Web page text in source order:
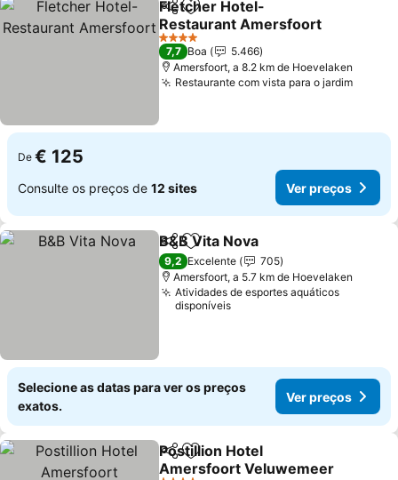
PartilharAdicionar aos favoritos
Fletcher Hotel-
Restaurant Amersfoort
4 Estrelas
7,7 Boa
5.466
Amersfoort, a 8.2 km de Hoevelaken
Restaurante com vista para o jardim
De € 125
Consulte os preços de 12 sites Ver preços
PartilharAdicionar aos favoritos
B&B Vita Nova
9,2 Excelente
705
Amersfoort, a 5.7 km de Hoevelaken
Atividades de esportes aquáticos
disponíveis
Selecione as datas para ver os preços
exatos.
Ver preços
PartilharAdicionar aos favoritos
Postillion Hotel
Amersfoort Veluwemeer